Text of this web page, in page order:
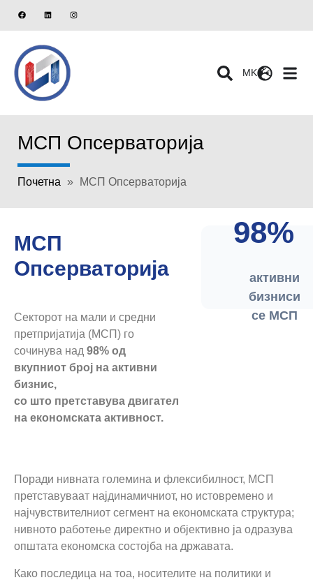
MK
МСП Опсерваторија
Почетна » МСП Опсерваторија
МСП
Опсерваторија
Секторот на мали и средни
претпријатија (МСП) го
сочинува над 98% од
вкупниот број на активни
бизнис,
со што претставува двигател
на економската активност.
98%
активни
бизниси
се МСП
Поради нивната големина и флексибилност, МСП
претставуваат најдинамичниот, но истовремено и
најчувствителниот сегмент на економската структура;
нивното работење директно и објективно ја одразува
општата економска состојба на државата.
Како последица на тоа, носителите на политики и